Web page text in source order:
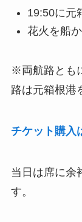
19:50に元
花火を船
※両航路とも
路は元箱根港
チケット購入
当日は席に余
す。